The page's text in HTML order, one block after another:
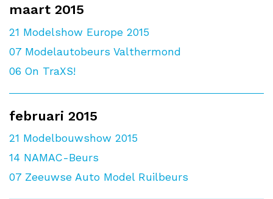
maart 2015
21 Modelshow Europe 2015
07 Modelautobeurs Valthermond
06 On TraXS!
februari 2015
21 Modelbouwshow 2015
14 NAMAC-Beurs
07 Zeeuwse Auto Model Ruilbeurs